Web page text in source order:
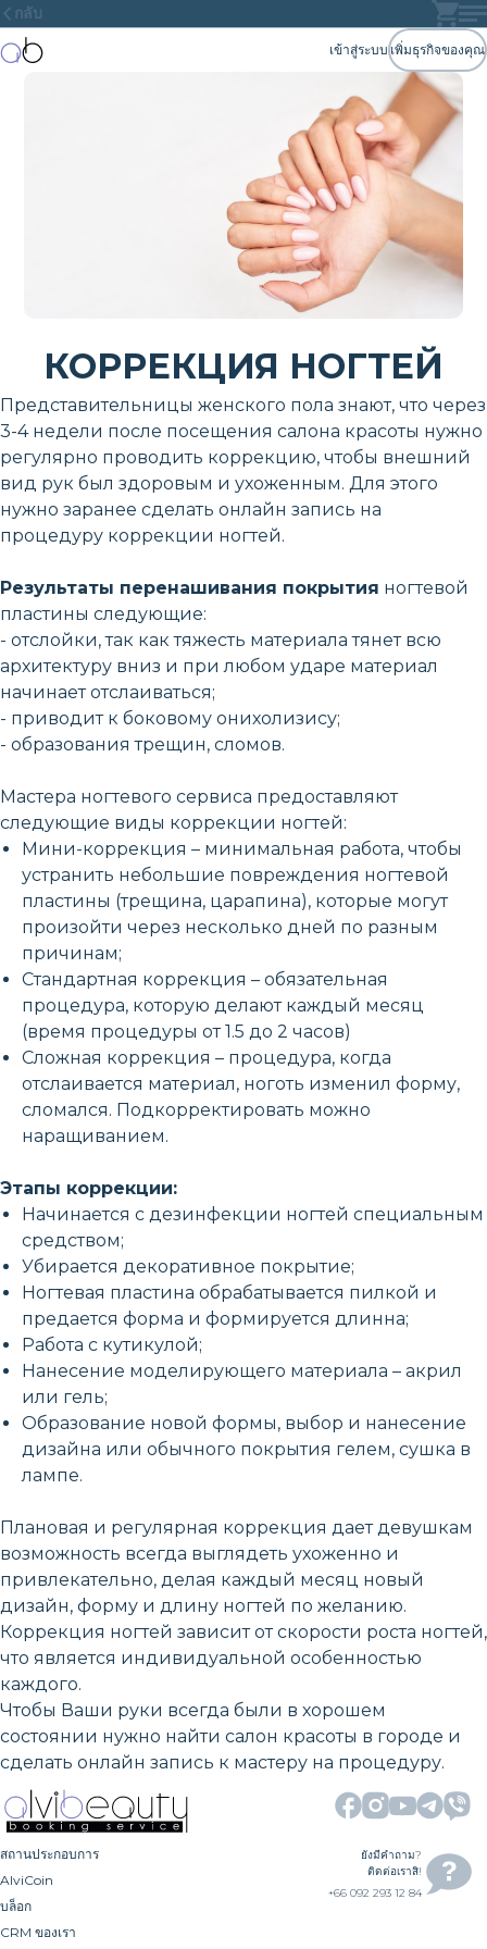
กลับ
เข้าสู่ระบบ เพิ่มธุรกิจของคุณ
КОРРЕКЦИЯ НОГТЕЙ
Представительницы женского пола знают, что через
3-4 недели после посещения салона красоты нужно
регулярно проводить коррекцию, чтобы внешний
вид рук был здоровым и ухоженным. Для этого
нужно заранее сделать онлайн запись на
процедуру коррекции ногтей.
Результаты перенашивания покрытия ногтевой
пластины следующие:
- отслойки, так как тяжесть материала тянет всю
архитектуру вниз и при любом ударе материал
начинает отслаиваться;
- приводит к боковому онихолизису;
- образования трещин, сломов.
Мастера ногтевого сервиса предоставляют
следующие виды коррекции ногтей:
Мини-коррекция – минимальная работа, чтобы
устранить небольшие повреждения ногтевой
пластины (трещина, царапина), которые могут
произойти через несколько дней по разным
причинам;
Стандартная коррекция – обязательная
процедура, которую делают каждый месяц
(время процедуры от 1.5 до 2 часов)
Сложная коррекция – процедура, когда
отслаивается материал, ноготь изменил форму,
сломался. Подкорректировать можно
наращиванием.
Этапы коррекции:
Начинается с дезинфекции ногтей специальным
средством;
Убирается декоративное покрытие;
Ногтевая пластина обрабатывается пилкой и
предается форма и формируется длинна;
Работа с кутикулой;
Нанесение моделирующего материала – акрил
или гель;
Образование новой формы, выбор и нанесение
дизайна или обычного покрытия гелем, сушка в
лампе.
Плановая и регулярная коррекция дает девушкам
возможность всегда выглядеть ухоженно и
привлекательно, делая каждый месяц новый
дизайн, форму и длину ногтей по желанию.
Коррекция ногтей зависит от скорости роста ногтей,
что является индивидуальной особенностью
каждого.
Чтобы Ваши руки всегда были в хорошем
состоянии нужно найти салон красоты в городе и
сделать онлайн запись к мастеру на процедуру.
สถานประกอบการ
AlviCoin
บล็อก
CRM ของเรา
ยังมีคำถาม?
ติดต่อเราสิ!
+66 092 293 12 84